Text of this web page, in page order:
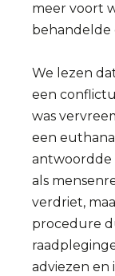
meer voort
behandelde
We lezen
een
was
een
antwoordde
als
verdriet,
procedure
adviezen en